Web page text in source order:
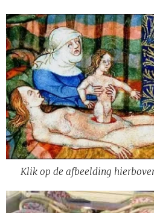
Klik op de afbeelding